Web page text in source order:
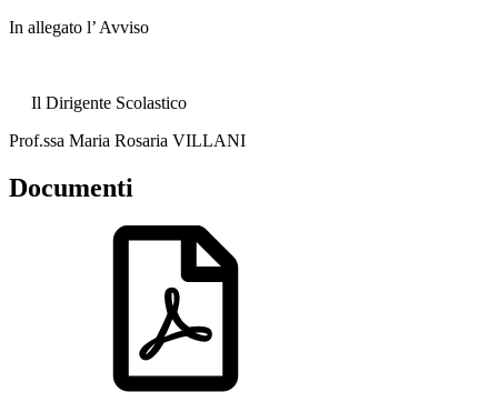
In allegato l’ Avviso
Il Dirigente Scolastico
Prof.ssa Maria Rosaria VILLANI
Documenti